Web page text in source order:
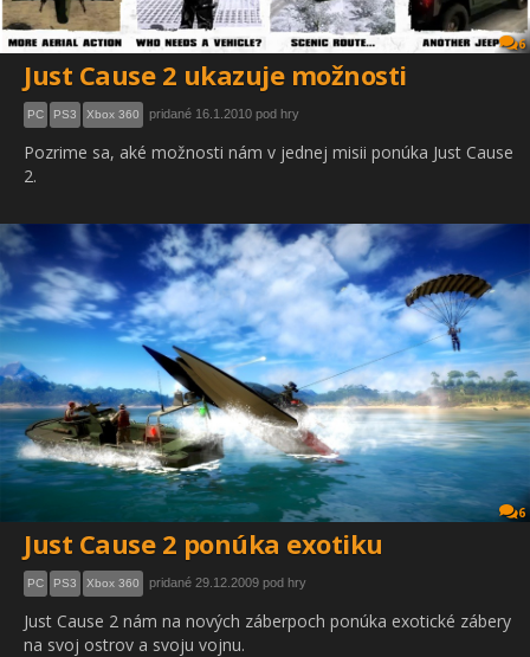
6
Just Cause 2 ukazuje možnosti
PC PS3 Xbox 360 pridané 16.1.2010 pod hry
Pozrime sa, aké možnosti nám v jednej misii ponúka Just Cause
2.
6
Just Cause 2 ponúka exotiku
PC PS3 Xbox 360 pridané 29.12.2009 pod hry
Just Cause 2 nám na nových záberpoch ponúka exotické zábery
na svoj ostrov a svoju vojnu.